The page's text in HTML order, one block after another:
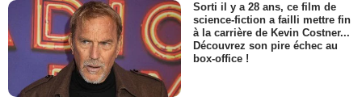
Sorti il y a 28 ans, ce film de
science-fiction a failli mettre fin
à la carrière de Kevin Costner...
Découvrez son pire échec au
box-office !